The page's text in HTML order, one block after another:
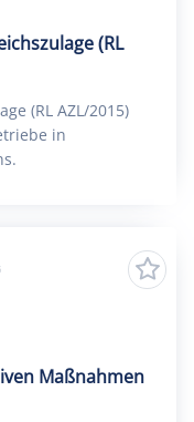
(RL
(RL AZL/2015)
in
Maßnahmen